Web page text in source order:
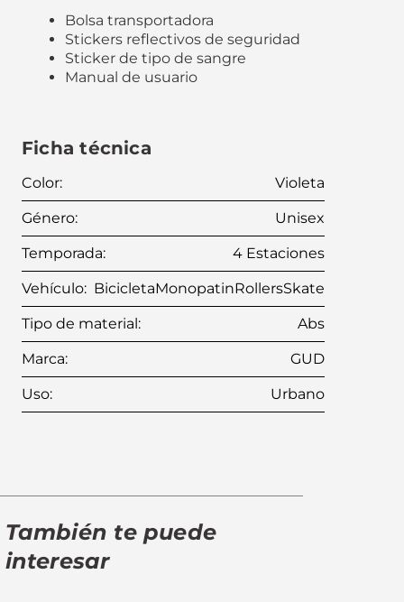
Bolsa transportadora
Stickers reflectivos de seguridad
Sticker de tipo de sangre
Manual de usuario
Ficha técnica
Color: Violeta
Género: Unisex
Temporada: 4 Estaciones
Vehículo: BicicletaMonopatinRollersSkate
Tipo de material : Abs
Marca: GUD
Uso: Urbano
También te puede
interesar